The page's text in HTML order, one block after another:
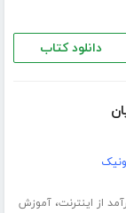
دانلود کتاب
از اینترنت،آموزش